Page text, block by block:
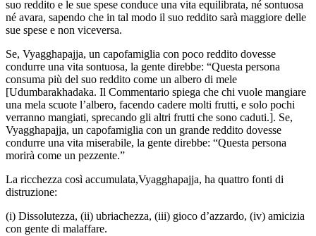
suo reddito e le sue spese conduce una vita equilibrata, né sontuosa
né avara, sapendo che in tal modo il suo reddito sarà maggiore delle
sue spese e non viceversa.
Se, Vyagghapajja, un capofamiglia con poco reddito dovesse
condurre una vita sontuosa, la gente direbbe: “Questa persona
consuma più del suo reddito come un albero di mele
[Udumbarakhadaka. Il Commentario spiega che chi vuole mangiare
una mela scuote l’albero, facendo cadere molti frutti, e solo pochi
verranno mangiati, sprecando gli altri frutti che sono caduti.]. Se,
Vyagghapajja, un capofamiglia con un grande reddito dovesse
condurre una vita miserabile, la gente direbbe: “Questa persona
morirà come un pezzente.”
La ricchezza così accumulata,Vyagghapajja, ha quattro fonti di
distruzione:
(i) Dissolutezza, (ii) ubriachezza, (iii) gioco d’azzardo, (iv) amicizia
con gente di malaffare.